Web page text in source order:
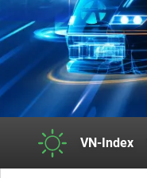
VN-Index